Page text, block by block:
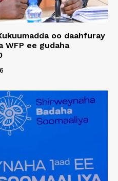
oo daahfuray
WFP ee gudaha